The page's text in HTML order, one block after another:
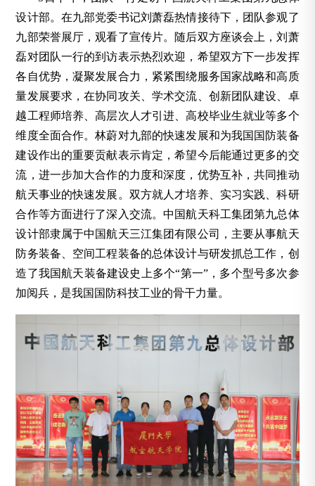
设计部。在九部党委书记刘萧磊热情接待下，团队参观了
九部荣誉展厅，观看了宣传片。随后双方座谈会上，刘萧
磊对团队一行的到访表示热烈欢迎，希望双方下一步发挥
各自优势，凝聚发展合力，紧紧围绕服务国家战略和高质
量发展要求，在协同攻关、学术交流、创新团队建设、卓
越工程师培养、高层次人才引进、高校毕业生就业等多个
维度全面合作。林蔚对九部的快速发展和为我国国防装备
建设作出的重要贡献表示肯定，希望今后能通过更多的交
流，进一步加大合作的力度和深度，优势互补，共同推动
航天事业的快速发展。双方就人才培养、实习实践、科研
合作等方面进行了深入交流。中国航天科工集团第九总体
设计部隶属于中国航天三江集团有限公司，主要从事航天
防务装备、空间工程装备的总体设计与研发抓总工作，创
造了我国航天装备建设史上多个“第一”，多个型号多次参
加阅兵，是我国国防科技工业的骨干力量。